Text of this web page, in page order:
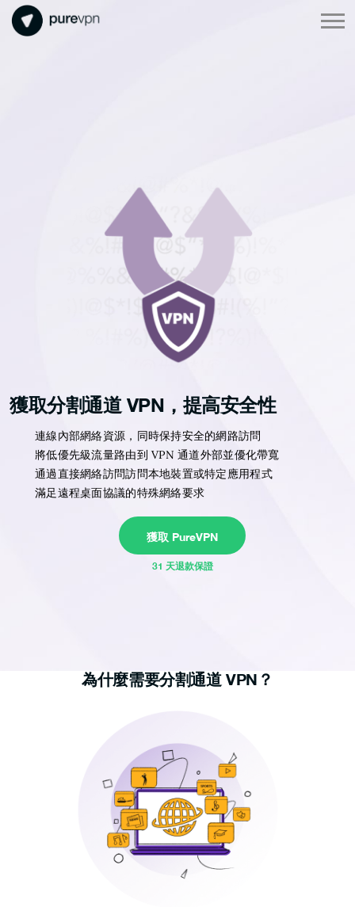
獲取分割通道 VPN，提高安全性
連線內部網絡資源，同時保持安全的網路訪問
將低優先級流量路由到 VPN 通道外部並優化帶寬
通過直接網絡訪問訪問本地裝置或特定應用程式
滿足遠程桌面協議的特殊網絡要求
獲取 PureVPN
31 天退款保證
為什麼需要分割通道 VPN？